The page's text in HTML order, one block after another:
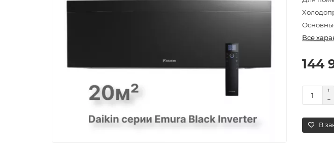
Все
144
В